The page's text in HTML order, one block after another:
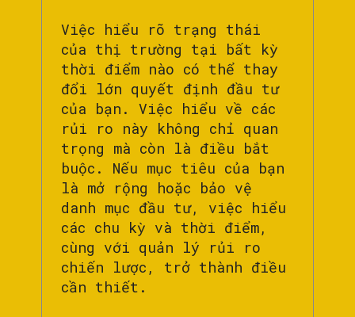
Việc hiểu rõ trạng thái
của thị trường tại bất kỳ
thời điểm nào có thể thay
đổi lớn quyết định đầu tư
của bạn. Việc hiểu về các
rủi ro này không chỉ quan
trọng mà còn là điều bắt
buộc. Nếu mục tiêu của bạn
là mở rộng hoặc bảo vệ
danh mục đầu tư, việc hiểu
các chu kỳ và thời điểm,
cùng với quản lý rủi ro
chiến lược, trở thành điều
cần thiết.